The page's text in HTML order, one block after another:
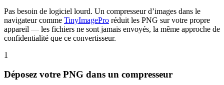
Pas besoin de logiciel lourd. Un compresseur d’images dans le
navigateur comme TinyImagePro réduit les PNG sur votre propre
appareil — les fichiers ne sont jamais envoyés, la même approche de
confidentialité que ce convertisseur.
1
Déposez votre PNG dans un compresseur